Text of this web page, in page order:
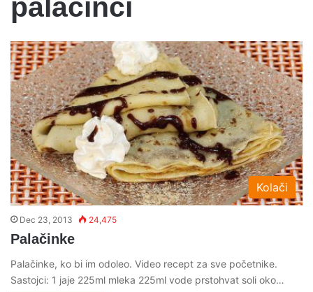
palacinci
Kolači
Dec 23, 2013 24,475
Palačinke
Palačinke, ko bi im odoleo. Video recept za sve početnike.
Sastojci: 1 jaje 225ml mleka 225ml vode prstohvat soli oko…